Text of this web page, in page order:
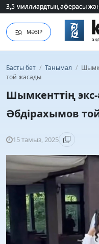
3,5 миллиардтың аферасы
3,5 миллиардтың аферасы
МӘЗІР
Басты бет / Танымал /
той жасады
Шымкенттің экс-
Әбдірахымов
15 тамыз, 2025